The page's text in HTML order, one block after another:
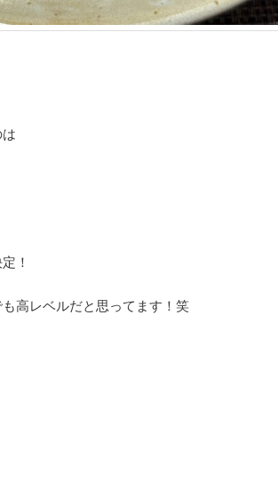
！
高レベルだと思ってます！笑